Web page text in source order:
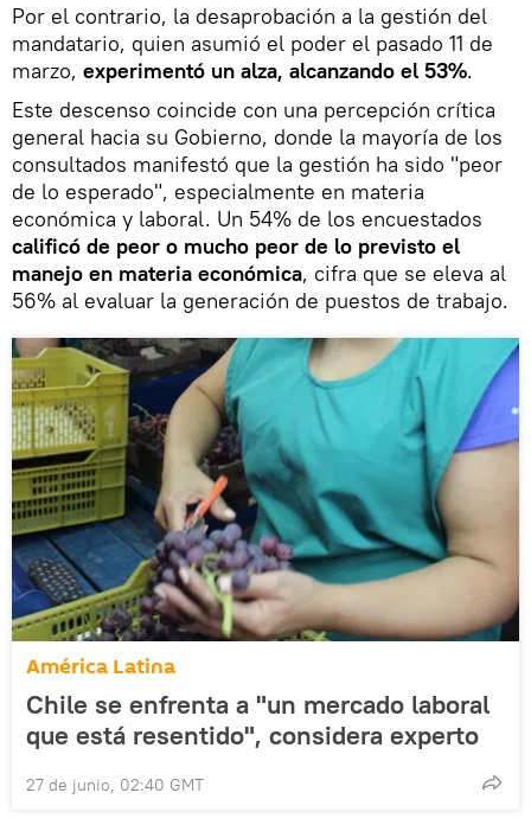
Por el contrario, la desaprobación a la gestión del
mandatario, quien asumió el poder el pasado 11 de
marzo, experimentó un alza, alcanzando el 53%.
Este descenso coincide con una percepción crítica
general hacia su Gobierno, donde la mayoría de los
consultados manifestó que la gestión ha sido "peor
de lo esperado", especialmente en materia
económica y laboral. Un 54% de los encuestados
calificó de peor o mucho peor de lo previsto el
manejo en materia económica, cifra que se eleva al
56% al evaluar la generación de puestos de trabajo.
América Latina
Chile se enfrenta a "un mercado laboral
que está resentido", considera experto
27 de junio, 02:40 GMT